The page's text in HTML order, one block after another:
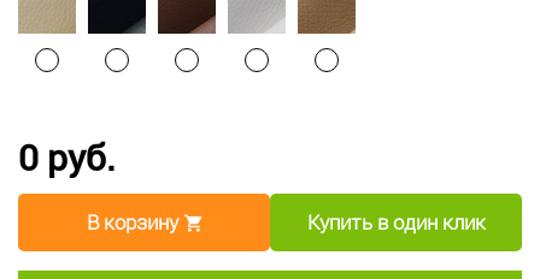
0 руб.
В корзину Купить в один клик